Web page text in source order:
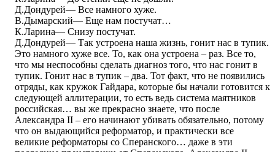
Д.Дондурей― Все намного хуже.
В.Дымарский― Еще нам постучат…
К.Ларина― Снизу постучат.
Д.Дондурей― Так устроена наша жизнь, гонит нас в тупик.
Это намного хуже все. То, как она устроена – раз. Все то,
что мы неспособны сделать диагноз того, что нас гонит в
тупик. Гонит нас в тупик – два. Тот факт, что не появились
отряды, как кружок Гайдара, которые бы начали готовится к
следующей аллитерации, то есть ведь система маятников
российская… вы же прекрасно знаете, что после
Александра II – его начинают убивать обязательно, потому
что он выдающийся реформатор, и практически все
великие реформаторы со Сперанского… даже в эти